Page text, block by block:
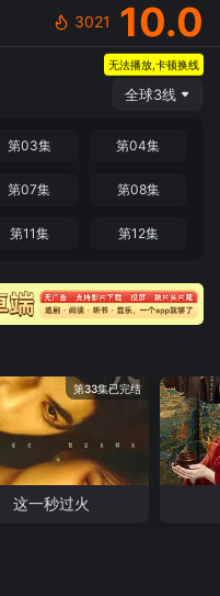
3021 10.0
无法播放,卡顿换线
全球3线
第03集 第04集
第07集 第08集
第11集 第12集
第33集已完结
这一秒过火